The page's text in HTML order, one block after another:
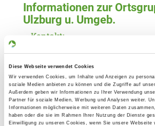
Diese Webseite verwendet Cookies
Wir verwenden Cookies, um Inhalte und Anzeigen zu
soziale Medien anbieten zu können und die Zugriffe auf
Außerdem geben wir Informationen zu Ihrer Verwendung
Partner für soziale Medien, Werbung und Analysen weiter.
Informationen möglicherweise mit weiteren Daten
haben oder die sie im Rahmen Ihrer Nutzung der Dienste
Einwilligung zu unseren Cookies, wenn Sie unsere Webseite
Informationen zur
Ulzburg u. Umgeb.
Kontakt:
24558 Henstedt-Ulzburg
Übungsplatz:
Beckersbergstr. 32
24558 Henstedt-Ulzburg